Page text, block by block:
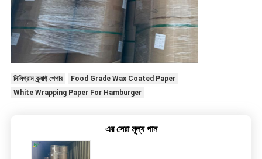
মিলিগ্রাম ক্র্যাফ্ট পেপার
Food Grade Wax Coated Paper
White Wrapping Paper For Hamburger
এর সেরা মূল্য পান